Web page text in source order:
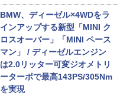
BMW、ディーゼル×4WDをラ
インアップする新型「MINI ク
ロスオーバー」「MINI ペース
マン」 / ディーゼルエンジン
は2.0リッター可変ジオメトリ
ーターボで最高143PS/305Nm
を実現